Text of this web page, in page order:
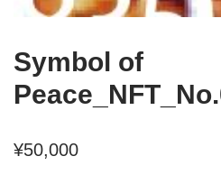
Symbol of
¥50,000